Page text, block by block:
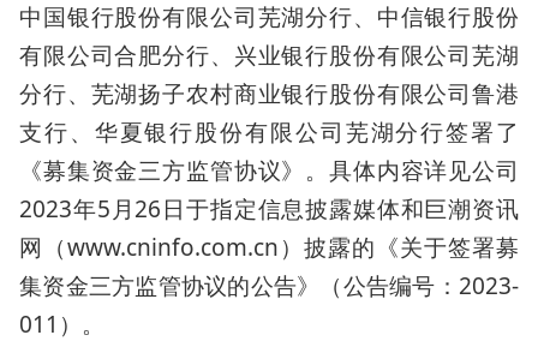
中国银行股份有限公司芜湖分行、中信银行股份
有限公司合肥分行、兴业银行股份有限公司芜湖
分行、芜湖扬子农村商业银行股份有限公司鲁港
支行、华夏银行股份有限公司芜湖分行签署了
《募集资金三方监管协议》。具体内容详见公司
2023年5月26日于指定信息披露媒体和巨潮资讯
网（www.cninfo.com.cn）披露的《关于签署募
集资金三方监管协议的公告》（公告编号：2023-
011）。